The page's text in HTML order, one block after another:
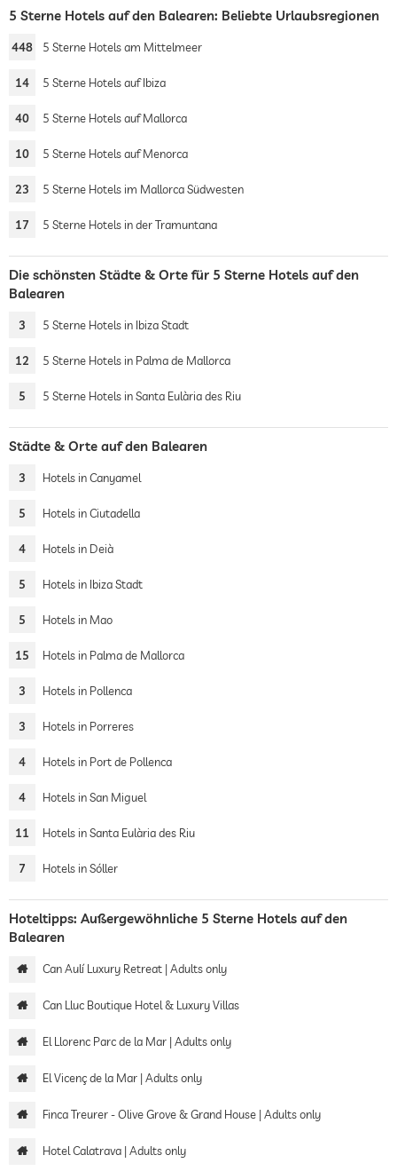
5 Sterne Hotels auf den Balearen: Beliebte Urlaubsregionen
448 5 Sterne Hotels am Mittelmeer
14 5 Sterne Hotels auf Ibiza
40 5 Sterne Hotels auf Mallorca
10 5 Sterne Hotels auf Menorca
23 5 Sterne Hotels im Mallorca Südwesten
17 5 Sterne Hotels in der Tramuntana
Die schönsten Städte & Orte für 5 Sterne Hotels auf den
Balearen
3 5 Sterne Hotels in Ibiza Stadt
12 5 Sterne Hotels in Palma de Mallorca
5 5 Sterne Hotels in Santa Eulària des Riu
Städte & Orte auf den Balearen
3 Hotels in Canyamel
5 Hotels in Ciutadella
4 Hotels in Deià
5 Hotels in Ibiza Stadt
5 Hotels in Mao
15 Hotels in Palma de Mallorca
3 Hotels in Pollenca
3 Hotels in Porreres
4 Hotels in Port de Pollenca
4 Hotels in San Miguel
11 Hotels in Santa Eulària des Riu
7 Hotels in Sóller
Hoteltipps: Außergewöhnliche 5 Sterne Hotels auf den
Balearen
Can Aulí Luxury Retreat | Adults only
Can Lluc Boutique Hotel & Luxury Villas
El Llorenc Parc de la Mar | Adults only
El Vicenç de la Mar | Adults only
Finca Treurer - Olive Grove & Grand House | Adults only
Hotel Calatrava | Adults only